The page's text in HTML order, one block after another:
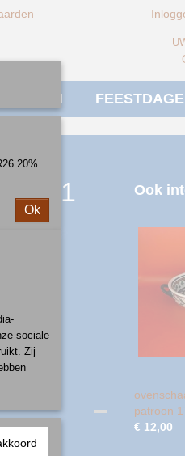
1121 Ook
patroon
€ 12,00
20%
Ok
sociale
Zij